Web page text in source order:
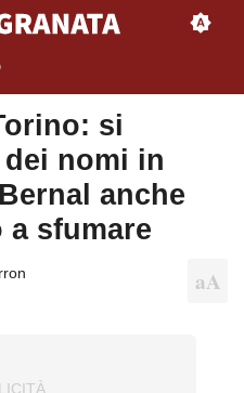
si
nomi in
anche
sfumare